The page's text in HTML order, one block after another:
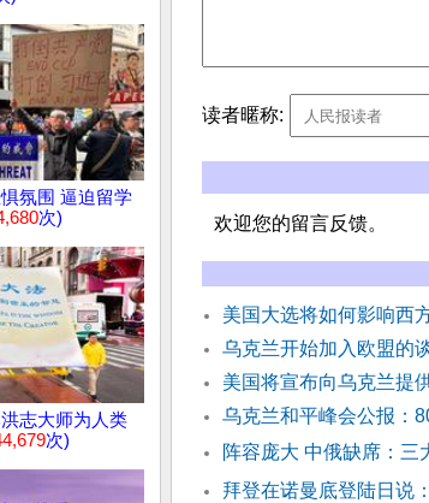
氛围 逼迫留学
次)
志大师为人类
次)
读者暱称:
欢迎您的留言反馈。
美国大选将如何影响西
乌克兰开始加入欧盟的
美国将宣布向乌克兰提
乌克兰和平峰会公报：
阵容庞大 中俄缺席：三
拜登在诺曼底登陆日说